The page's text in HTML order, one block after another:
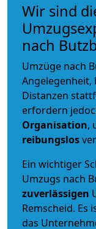
Wir sind
nach
Umzüge nach
Angelegenheit,
Distanzen
erfordern
Organisation,
reibungslos
Ein wichtiger
Umzugs nach
zuverlässigen
Remscheid. Es
das